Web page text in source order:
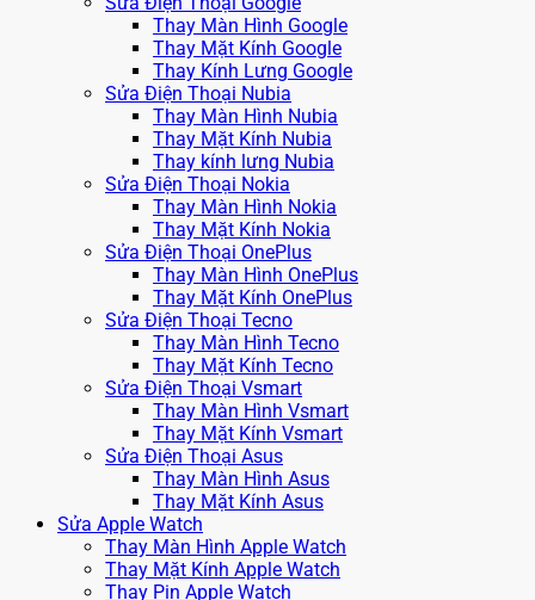
Thay Màn Hình Google
Thay Mặt Kính Google
Thay Kính Lưng Google
Sửa Điện Thoại Nubia
Thay Màn Hình Nubia
Thay Mặt Kính Nubia
Thay kính lưng Nubia
Sửa Điện Thoại Nokia
Thay Màn Hình Nokia
Thay Mặt Kính Nokia
Sửa Điện Thoại OnePlus
Thay Màn Hình OnePlus
Thay Mặt Kính OnePlus
Sửa Điện Thoại Tecno
Thay Màn Hình Tecno
Thay Mặt Kính Tecno
Sửa Điện Thoại Vsmart
Thay Màn Hình Vsmart
Thay Mặt Kính Vsmart
Sửa Điện Thoại Asus
Thay Màn Hình Asus
Thay Mặt Kính Asus
Sửa Apple Watch
Thay Màn Hình Apple Watch
Thay Mặt Kính Apple Watch
Thay Pin Apple Watch